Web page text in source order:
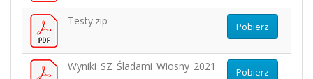
Testy.zip Pobierz
Wyniki_SZ_Śladami_Wiosny_2021 Pobierz